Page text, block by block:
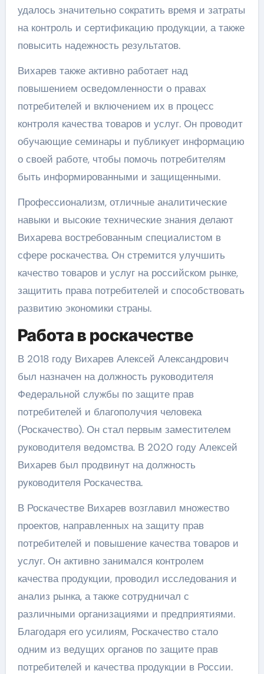
удалось значительно сократить время и затраты
на контроль и сертификацию продукции, а также
повысить надежность результатов.
Вихарев также активно работает над
повышением осведомленности о правах
потребителей и включением их в процесс
контроля качества товаров и услуг. Он проводит
обучающие семинары и публикует информацию
о своей работе, чтобы помочь потребителям
быть информированными и защищенными.
Профессионализм, отличные аналитические
навыки и высокие технические знания делают
Вихарева востребованным специалистом в
сфере роскачества. Он стремится улучшить
качество товаров и услуг на российском рынке,
защитить права потребителей и способствовать
развитию экономики страны.
Работа в роскачестве
В 2018 году Вихарев Алексей Александрович
был назначен на должность руководителя
Федеральной службы по защите прав
потребителей и благополучия человека
(Роскачество). Он стал первым заместителем
руководителя ведомства. В 2020 году Алексей
Вихарев был продвинут на должность
руководителя Роскачества.
В Роскачестве Вихарев возглавил множество
проектов, направленных на защиту прав
потребителей и повышение качества товаров и
услуг. Он активно занимался контролем
качества продукции, проводил исследования и
анализ рынка, а также сотрудничал с
различными организациями и предприятиями.
Благодаря его усилиям, Роскачество стало
одним из ведущих органов по защите прав
потребителей и качества продукции в России.